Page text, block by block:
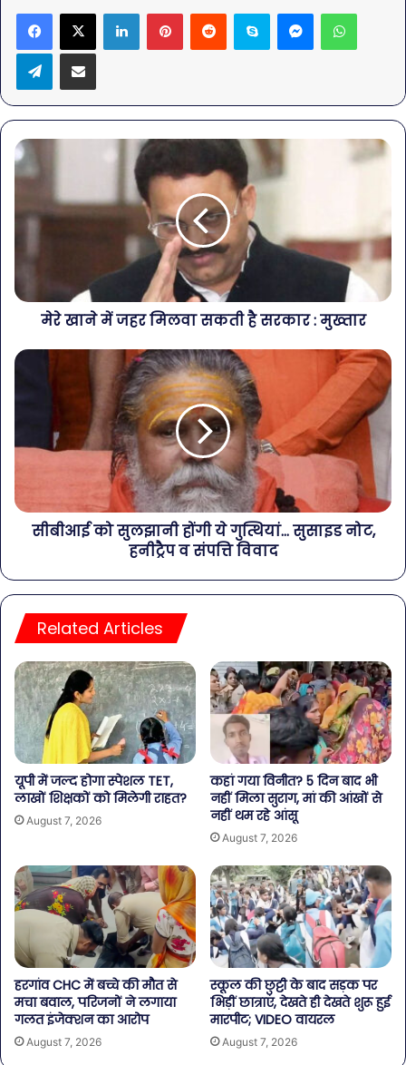
LinkedInPinterestReddit Skype Messenger
TelegramShare via Email
मेरे खाने में जहर मिलवा सकती है सरकार : मुख्तार
सीबीआई को सुलझानी होंगी ये गुत्थियां... सुसाइड नोट,
हनीट्रैप व संपत्ति विवाद
Related Articles
यूपी में जल्द होगा स्पेशल TET,
लाखों शिक्षकों को मिलेगी राहत?
August 7, 2026
कहां गया विनीत? 5 दिन बाद भी
नहीं मिला सुराग, मां की आंखों से
नहीं थम रहे आंसू
August 7, 2026
हरगांव CHC में बच्चे की मौत से
मचा बवाल, परिजनों ने लगाया
गलत इंजेक्शन का आरोप
August 7, 2026
स्कूल की छुट्टी के बाद सड़क पर
भिड़ीं छात्राएं, देखते ही देखते शुरू हुई
मारपीट; VIDEO वायरल
August 7, 2026